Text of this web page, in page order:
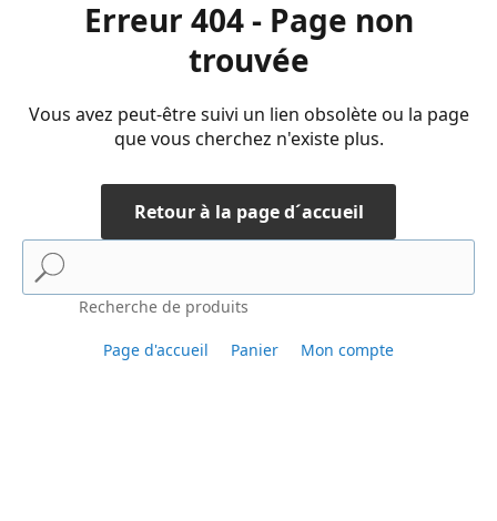
Erreur 404 - Page non
trouvée
Vous avez peut-être suivi un lien obsolète ou la page
que vous cherchez n'existe plus.
Retour à la page d´accueil
Recherche de produits
Page d'accueil Panier Mon compte